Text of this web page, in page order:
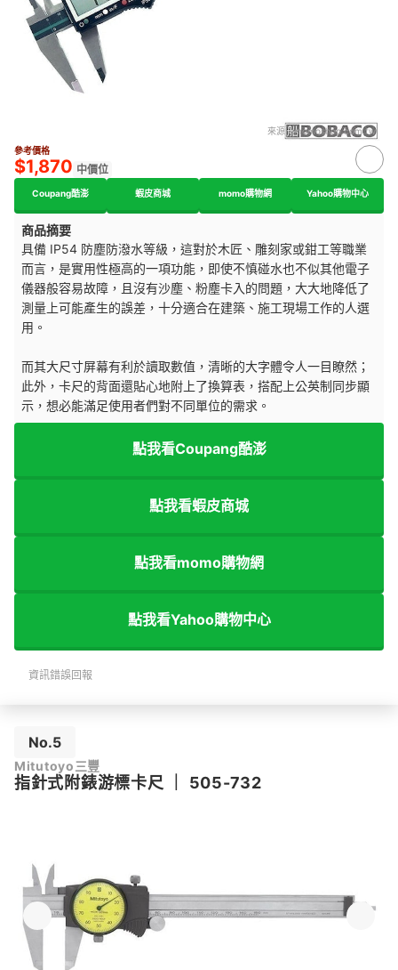
來源：momoshop.com.tw
參考價格
$1,870 中價位
Coupang酷澎 蝦皮商城 momo購物網 Yahoo購物中心
商品摘要
具備 IP54 防塵防潑水等級，這對於木匠、雕刻家或鉗工等職業
而言，是實用性極高的一項功能，即使不慎碰水也不似其他電子
儀器般容易故障，且沒有沙塵、粉塵卡入的問題，大大地降低了
測量上可能產生的誤差，十分適合在建築、施工現場工作的人選
用。
而其大尺寸屏幕有利於讀取數值，清晰的大字體令人一目瞭然；
此外，卡尺的背面還貼心地附上了換算表，搭配上公英制同步顯
示，想必能滿足使用者們對不同單位的需求。
點我看Coupang酷澎
點我看蝦皮商城
點我看momo購物網
點我看Yahoo購物中心
資訊錯誤回報
No.5
Mitutoyo三豐
指針式附錶游標卡尺 505-732